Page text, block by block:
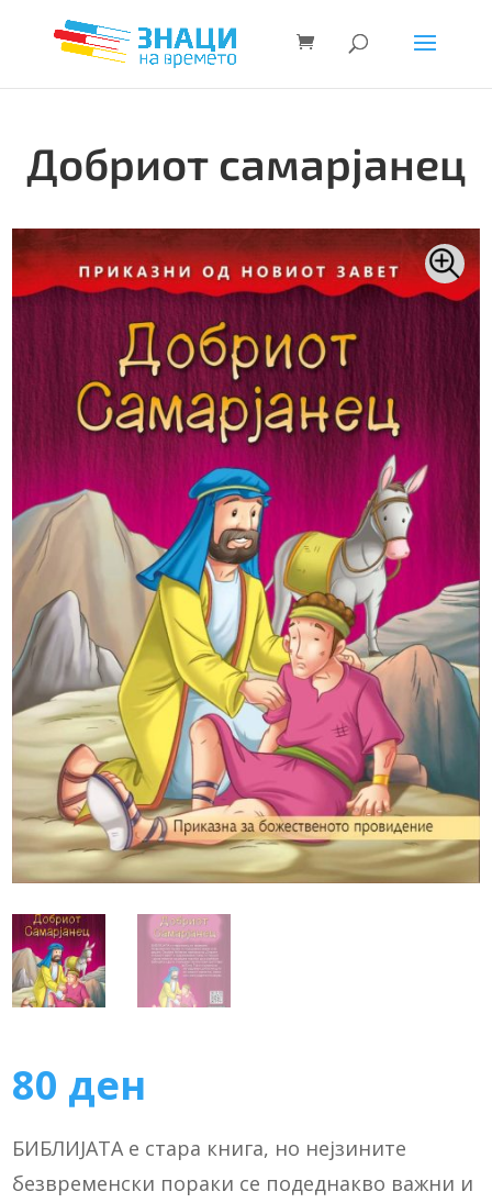
Добриот самарјанец
80 ден
БИБЛИЈАТА е стара книга, но нејзините
безвременски пораки се подеднакво важни и